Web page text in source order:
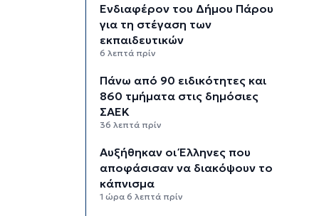
Ενδιαφέρον του Δήμου Πάρου
για τη στέγαση των
εκπαιδευτικών
6 λεπτά πρίν
Πάνω από 90 ειδικότητες και
860 τμήματα στις δημόσιες
ΣΑΕΚ
36 λεπτά πρίν
Αυξήθηκαν οι Έλληνες που
αποφάσισαν να διακόψουν το
κάπνισμα
1 ώρα 6 λεπτά πρίν